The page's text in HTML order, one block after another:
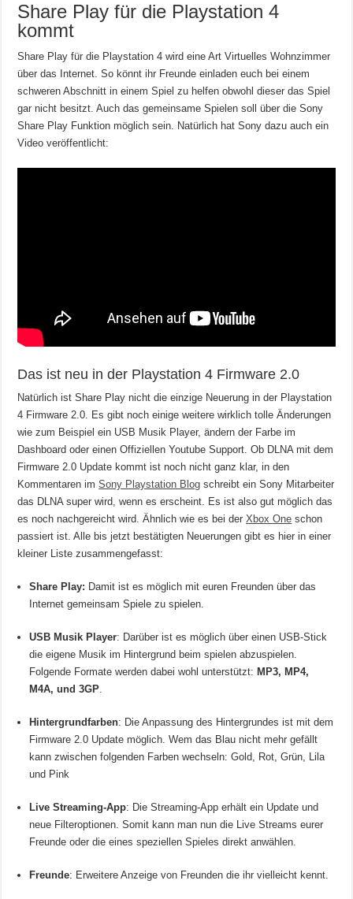
Share Play für die Playstation 4
kommt
Share Play für die Playstation 4 wird eine Art Virtuelles Wohnzimmer
über das Internet. So könnt ihr Freunde einladen euch bei einem
schweren Abschnitt in einem Spiel zu helfen obwohl dieser das Spiel
gar nicht besitzt. Auch das gemeinsame Spielen soll über die Sony
Share Play Funktion möglich sein. Natürlich hat Sony dazu auch ein
Video veröffentlicht:
Das ist neu in der Playstation 4 Firmware 2.0
Natürlich ist Share Play nicht die einzige Neuerung in der Playstation
4 Firmware 2.0. Es gibt noch einige weitere wirklich tolle Änderungen
wie zum Beispiel ein USB Musik Player, ändern der Farbe im
Dashboard oder einen Offiziellen Youtube Support. Ob DLNA mit dem
Firmware 2.0 Update kommt ist noch nicht ganz klar, in den
Kommentaren imSony Playstation Blog schreibt ein Sony Mitarbeiter
das DLNA super wird, wenn es erscheint. Es ist also gut möglich das
es noch nachgereicht wird. Ähnlich wie es bei derXbox One schon
passiert ist. Alle bis jetzt bestätigten Neuerungen gibt es hier in einer
kleiner Liste zusammengefasst:
Share Play: Damit ist es möglich mit euren Freunden über das
Internet gemeinsam Spiele zu spielen.
USB Musik Player: Darüber ist es möglich über einen USB-Stick
die eigene Musik im Hintergrund beim spielen abzuspielen.
Folgende Formate werden dabei wohl unterstützt:MP3, MP4,
M4A, und 3GP
Hintergrundfarben: Die Anpassung des Hintergrundes ist mit dem
Firmware 2.0 Update möglich. Wem das Blau nicht mehr gefällt
kann zwischen folgenden Farben wechseln: Gold, Rot, Grün, Lila
und Pink
Live Streaming-App: Die Streaming-App erhält ein Update und
neue Filteroptionen. Somit kann man nun die Live Streams eurer
Freunde oder die eines speziellen Spieles direkt anwählen.
Freunde: Erweitere Anzeige von Freunden die ihr vielleicht kennt.